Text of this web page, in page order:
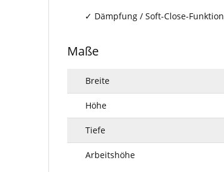
Dämpfung / Soft-Close-Funktion
Maße
Breite
Höhe
Tiefe
Arbeitshöhe